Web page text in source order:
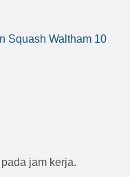
Squash Waltham 10
jam kerja.